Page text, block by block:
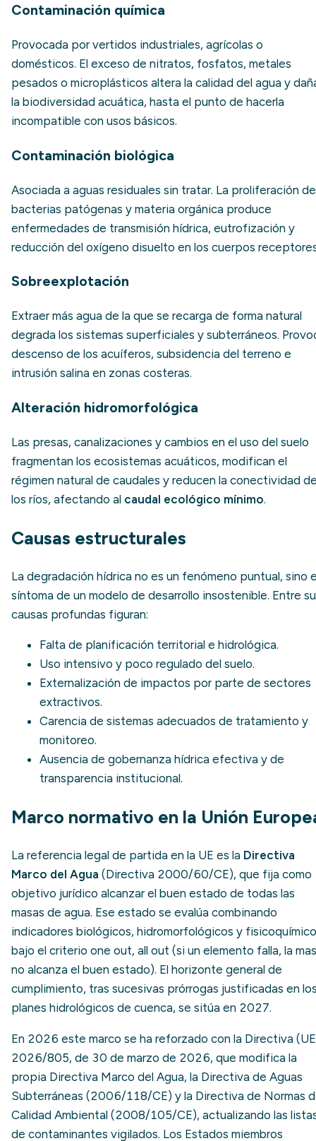
Contaminación química
Provocada por vertidos industriales, agrícolas o
domésticos. El exceso de nitratos, fosfatos, metales
pesados o microplásticos altera la calidad del agua y
la biodiversidad acuática, hasta el punto de hacerla
incompatible con usos básicos.
Contaminación biológica
Asociada a aguas residuales sin tratar. La proliferación de
bacterias patógenas y materia orgánica produce
enfermedades de transmisión hídrica, eutrofización y
reducción del oxígeno disuelto en los cuerpos
Sobreexplotación
Extraer más agua de la que se recarga de forma natural
degrada los sistemas superficiales y subterráneos.
descenso de los acuíferos, subsidencia del terreno e
intrusión salina en zonas costeras.
Alteración hidromorfológica
Las presas, canalizaciones y cambios en el uso del suelo
fragmentan los ecosistemas acuáticos, modifican el
régimen natural de caudales y reducen la conectividad
los ríos, afectando al caudal ecológico mínimo.
Causas estructurales
La degradación hídrica no es un fenómeno puntual, sino
síntoma de un modelo de desarrollo insostenible. Entre
causas profundas figuran:
Falta de planificación territorial e hidrológica.
Uso intensivo y poco regulado del suelo.
Externalización de impactos por parte de sectores
extractivos.
Carencia de sistemas adecuados de tratamiento y
monitoreo.
Ausencia de gobernanza hídrica efectiva y de
transparencia institucional.
Marco normativo en la Unión
La referencia legal de partida en la UE es la Directiva
Marco del Agua (Directiva 2000/60/CE), que fija como
objetivo jurídico alcanzar el buen estado de todas las
masas de agua. Ese estado se evalúa combinando
indicadores biológicos, hidromorfológicos y
bajo el criterio one out, all out (si un elemento falla, la
no alcanza el buen estado). El horizonte general de
cumplimiento, tras sucesivas prórrogas justificadas en
planes hidrológicos de cuenca, se sitúa en 2027.
En 2026 este marco se ha reforzado con la Directiva
2026/805, de 30 de marzo de 2026, que modifica la
propia Directiva Marco del Agua, la Directiva de Aguas
Subterráneas (2006/118/CE) y la Directiva de Normas
Calidad Ambiental (2008/105/CE), actualizando las
de contaminantes vigilados. Los Estados miembros